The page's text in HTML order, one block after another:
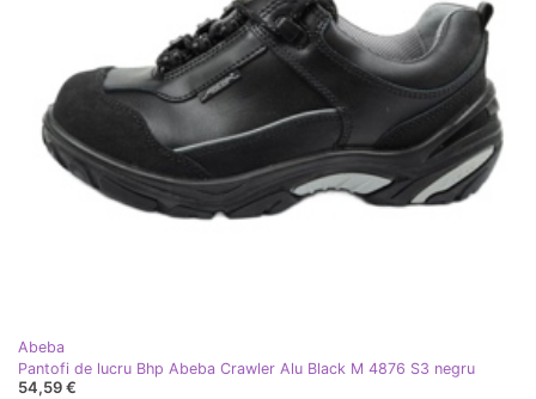
Abeba
Pantofi de lucru Bhp Abeba Crawler Alu Black M 4876 S3 negru
54,59 €